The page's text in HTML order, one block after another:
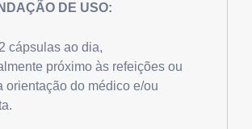
DE USO:
cápsulas ao dia,
próximo às refeições ou
orientação do médico e/ou